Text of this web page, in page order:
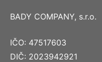
BADY COMPANY, s.r.o.
IČO: 47517603
DIČ: 2023942921